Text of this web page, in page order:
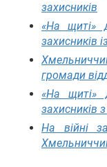
захисників
«На щиті»
захисників
громади
«На щиті»
захисників
На війні